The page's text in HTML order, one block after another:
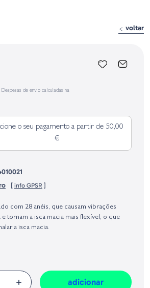
voltar
de envio calculadas na
o seu pagamento a partir de 50,00
€
[ info GPSR ]
marca, conforme requerido no Regulamento
dos Produtos (GPSR):
com 28 anéis, que causam vibrações
e tornam a isca macia mais flexível, o que
a isca macia.
adicionar